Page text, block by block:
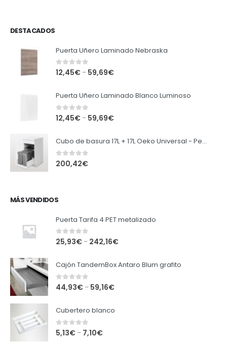
DESTACADOS
Puerta Uñero Laminado Nebraska
0out of 5
12,45€ – 59,69€
Puerta Uñero Laminado Blanco Luminoso
0out of 5
12,45€ – 59,69€
Cubo de basura 17L + 17L Oeko Universal - Peka
0out of 5
200,42€
MÁS VENDIDOS
Puerta Tarifa 4 PET metalizado
0out of 5
25,93€ – 242,16€
Cajón TandemBox Antaro Blum grafito
0out of 5
44,93€ – 59,16€
Cubertero blanco
0out of 5
5,13€ – 7,10€